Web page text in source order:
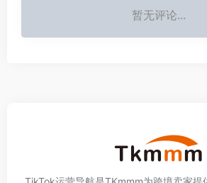
暂无评论...